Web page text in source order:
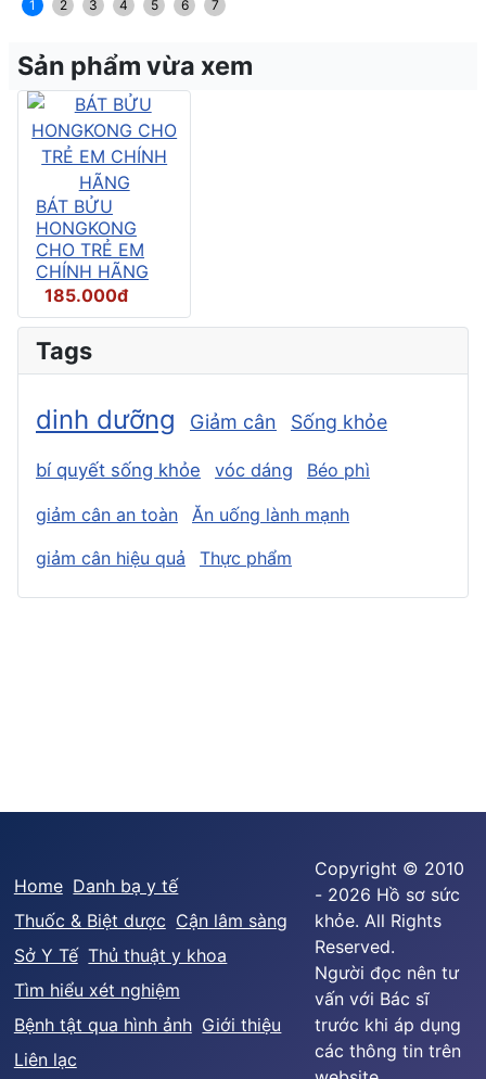
1 2 3 4 5 6 7
Sản phẩm vừa xem
BÁT BỬU
HONGKONG
CHO TRẺ EM
CHÍNH HÃNG
185.000đ
Tags
dinh dưỡng Giảm cân Sống khỏe
bí quyết sống khỏe vóc dáng Béo phì
giảm cân an toàn
Ăn uống lành mạnh
giảm cân hiệu quả
Thực phẩm
Home Danh bạ y tế
Thuốc & Biệt dược Cận lâm sàng
Sở Y Tế Thủ thuật y khoa
Tìm hiểu xét nghiệm
Bệnh tật qua hình ảnh Giới thiệu
Liên lạc
Copyright © 2010
- 2026 Hồ sơ sức
khỏe. All Rights
Reserved.
Người đọc nên tư
vấn với Bác sĩ
trước khi áp dụng
các thông tin trên